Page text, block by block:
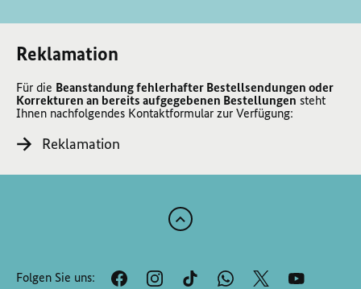
Reklamation
Für die Beanstandung fehlerhafter Bestellsendungen oder
Korrekturen an bereits aufgegebenen Bestellungen steht
Ihnen nachfolgendes Kontaktformular zur Verfügung:
Reklamation
Zum
der
Folgen Sie uns: